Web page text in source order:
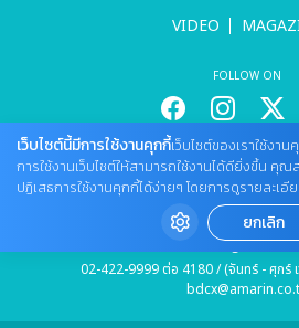
VIDEO
FOLLOW ON
สนใจลงโฆษณากับเ
Tel : 085 661 4629 / (จันทร์ - ศุกร์ เ
ติดต่อแจ้งปัญหาหรือร้
02-422-9999 ต่อ 4180 / (จันทร์ - ศุกร์
เว็บไซต์นี้มีการใช้งานคุกกี้เว็บไซต์ของเราใช้งา
การใช้งานเว็บไซต์ให้สามารถใช้งานได้ดียิ่งขึ้น คุ
ปฏิเสธการใช้งานคุกกี้ได้ง่ายๆ โดยการดูรายละเอี
ยกเลิก